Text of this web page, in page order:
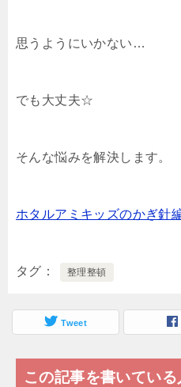
思うようにいかない…
でも大丈夫☆
そんな悩みを解決します。
ホタルアミキッズのかぎ針
タグ 整理整頓
Tweet
この記事を書いている